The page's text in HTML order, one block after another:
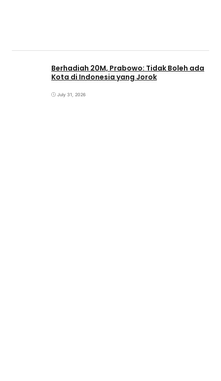
Berhadiah 20M, Prabowo: Tidak Boleh ada
Kota di Indonesia yang Jorok
July 31, 2026